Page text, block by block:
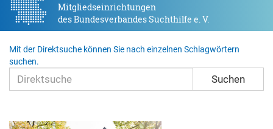
Mitgliedseinrichtungen
des Bundesverbandes Suchthilfe e. V.
Mit der Direktsuche können Sie nach einzelnen Schlagwörtern
suchen.
Suchen